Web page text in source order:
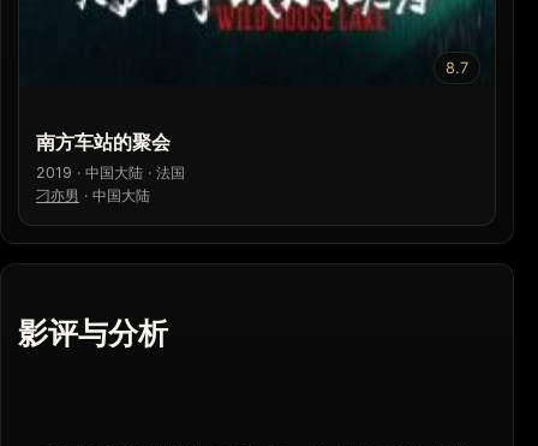
8.7
南方车站的聚会
2019 · 中国大陆 · 法国
刁亦男 · 中国大陆
影评与分析